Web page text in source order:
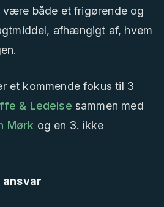
både et frigørende og
afhængigt af, hvem
et kommende fokus til 3
& Ledelse sammen med
Mørk og en 3. ikke
ansvar